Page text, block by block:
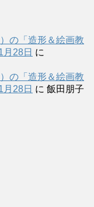
の「造形＆絵画教
28日 に
の「造形＆絵画教
28日 に 飯田朋子